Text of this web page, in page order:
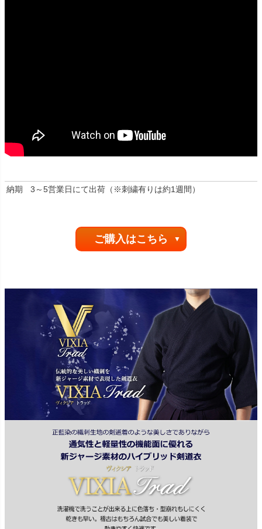
納期 3～5営業日にて出荷（※刺繍有りは約1週間）
ご購入はこちら